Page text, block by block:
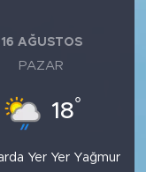
16 AĞUSTOS
PAZAR
18°
Yer Yer Yağmur